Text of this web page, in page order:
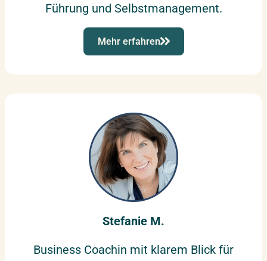
Führung und Selbstmanagement.
Mehr erfahren
Stefanie M.
Business Coachin mit klarem Blick für